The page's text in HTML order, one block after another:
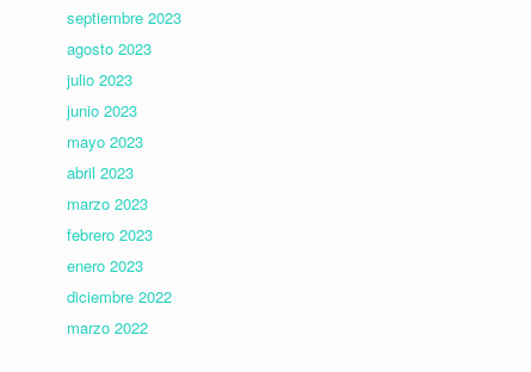
septiembre 2023
agosto 2023
julio 2023
junio 2023
mayo 2023
abril 2023
marzo 2023
febrero 2023
enero 2023
diciembre 2022
marzo 2022